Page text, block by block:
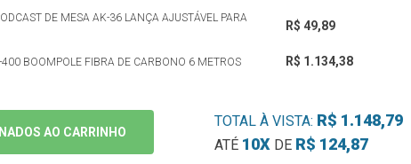
DE MESA AK-36 LANÇA AJUSTÁVEL PARA
R$ 49,89
BOOMPOLE FIBRA DE CARBONO 6 METROS R$ 1.134,38
AO CARRINHO
TOTAL À VISTA: R$ 1.148,79
ATÉ 10X DE R$ 124,87